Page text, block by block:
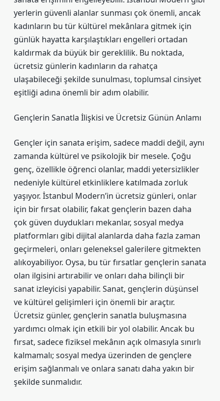
yerlerin güvenli alanlar sunması çok önemli, ancak
kadınların bu tür kültürel mekânlara gitmek için
günlük hayatta karşılaştıkları engelleri ortadan
kaldırmak da büyük bir gereklilik. Bu noktada,
ücretsiz günlerin kadınların da rahatça
ulaşabileceği şekilde sunulması, toplumsal cinsiyet
eşitliği adına önemli bir adım olabilir.
Gençlerin Sanatla İlişkisi ve Ücretsiz Günün Anlamı
Gençler için sanata erişim, sadece maddi değil, aynı
zamanda kültürel ve psikolojik bir mesele. Çoğu
genç, özellikle öğrenci olanlar, maddi yetersizlikler
nedeniyle kültürel etkinliklere katılmada zorluk
yaşıyor. İstanbul Modern’in ücretsiz günleri, onlar
için bir fırsat olabilir, fakat gençlerin bazen daha
çok güven duydukları mekanlar, sosyal medya
platformları gibi dijital alanlarda daha fazla zaman
geçirmeleri, onları geleneksel galerilere gitmekten
alıkoyabiliyor. Oysa, bu tür fırsatlar gençlerin sanata
olan ilgisini artırabilir ve onları daha bilinçli bir
sanat izleyicisi yapabilir. Sanat, gençlerin düşünsel
ve kültürel gelişimleri için önemli bir araçtır.
Ücretsiz günler, gençlerin sanatla buluşmasına
yardımcı olmak için etkili bir yol olabilir. Ancak bu
fırsat, sadece fiziksel mekânın açık olmasıyla sınırlı
kalmamalı; sosyal medya üzerinden de gençlere
erişim sağlanmalı ve onlara sanatı daha yakın bir
şekilde sunmalıdır.